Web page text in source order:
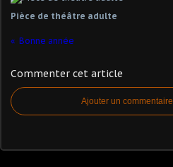
Pièce de théâtre adulte
Bonne année
Commenter cet article
Ajouter un commentaire